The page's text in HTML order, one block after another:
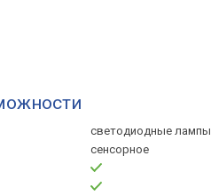
светодиодные лампы
сенсорное